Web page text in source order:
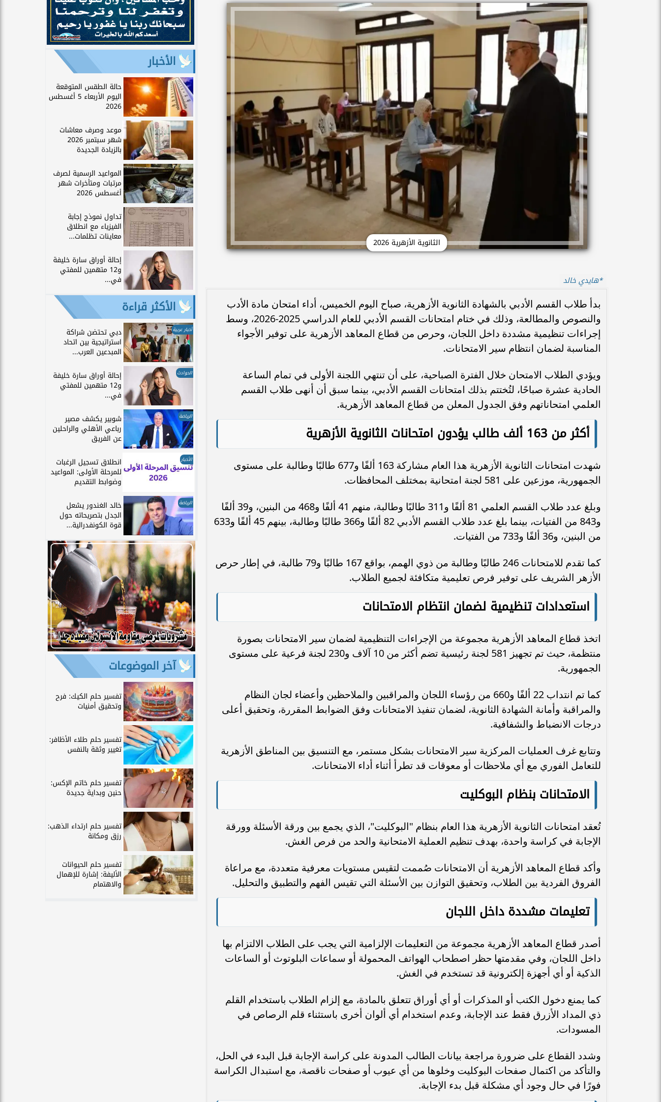
الثانوية الأزهرية 2026
*هايدي خالد
بدأ طلاب القسم الأدبي بالشهادة الثانوية الأزهرية، صباح اليوم الخميس، أداء امتحان مادة الأدب
والنصوص والمطالعة، وذلك في ختام امتحانات القسم الأدبي للعام الدراسي 2025-2026، وسط
إجراءات تنظيمية مشددة داخل اللجان، وحرص من قطاع المعاهد الأزهرية على توفير الأجواء
المناسبة لضمان انتظام سير الامتحانات.
ويؤدي الطلاب الامتحان خلال الفترة الصباحية، على أن تنتهي اللجنة الأولى في تمام الساعة
الحادية عشرة صباحًا، لتُختتم بذلك امتحانات القسم الأدبي، بينما سبق أن أنهى طلاب القسم
العلمي امتحاناتهم وفق الجدول المعلن من قطاع المعاهد الأزهرية.
أكثر من 163 ألف طالب يؤدون امتحانات الثانوية الأزهرية
شهدت امتحانات الثانوية الأزهرية هذا العام مشاركة 163 ألفًا و677 طالبًا وطالبة على مستوى
الجمهورية، موزعين على 581 لجنة امتحانية بمختلف المحافظات.
وبلغ عدد طلاب القسم العلمي 81 ألفًا و311 طالبًا وطالبة، منهم 41 ألفًا و468 من البنين، و39 ألفًا
و843 من الفتيات، بينما بلغ عدد طلاب القسم الأدبي 82 ألفًا و366 طالبًا وطالبة، بينهم 45 ألفًا و633
من البنين، و36 ألفًا و733 من الفتيات.
كما تقدم للامتحانات 246 طالبًا وطالبة من ذوي الهمم، بواقع 167 طالبًا و79 طالبة، في إطار حرص
الأزهر الشريف على توفير فرص تعليمية متكافئة لجميع الطلاب.
استعدادات تنظيمية لضمان انتظام الامتحانات
اتخذ قطاع المعاهد الأزهرية مجموعة من الإجراءات التنظيمية لضمان سير الامتحانات بصورة
منتظمة، حيث تم تجهيز 581 لجنة رئيسية تضم أكثر من 10 آلاف و230 لجنة فرعية على مستوى
الجمهورية.
كما تم انتداب 22 ألفًا و660 من رؤساء اللجان والمراقبين والملاحظين وأعضاء لجان النظام
والمراقبة وأمانة الشهادة الثانوية، لضمان تنفيذ الامتحانات وفق الضوابط المقررة، وتحقيق أعلى
درجات الانضباط والشفافية.
وتتابع غرف العمليات المركزية سير الامتحانات بشكل مستمر، مع التنسيق بين المناطق الأزهرية
للتعامل الفوري مع أي ملاحظات أو معوقات قد تطرأ أثناء أداء الامتحانات.
الامتحانات بنظام البوكليت
تُعقد امتحانات الثانوية الأزهرية هذا العام بنظام "البوكليت"، الذي يجمع بين ورقة الأسئلة وورقة
الإجابة في كراسة واحدة، بهدف تنظيم العملية الامتحانية والحد من فرص الغش.
وأكد قطاع المعاهد الأزهرية أن الامتحانات صُممت لتقيس مستويات معرفية متعددة، مع مراعاة
الفروق الفردية بين الطلاب، وتحقيق التوازن بين الأسئلة التي تقيس الفهم والتطبيق والتحليل.
تعليمات مشددة داخل اللجان
أصدر قطاع المعاهد الأزهرية مجموعة من التعليمات الإلزامية التي يجب على الطلاب الالتزام بها
داخل اللجان، وفي مقدمتها حظر اصطحاب الهواتف المحمولة أو سماعات البلوتوث أو الساعات
الذكية أو أي أجهزة إلكترونية قد تستخدم في الغش.
كما يمنع دخول الكتب أو المذكرات أو أي أوراق تتعلق بالمادة، مع إلزام الطلاب باستخدام القلم
ذي المداد الأزرق فقط عند الإجابة، وعدم استخدام أي ألوان أخرى باستثناء قلم الرصاص في
المسودات.
وشدد القطاع على ضرورة مراجعة بيانات الطالب المدونة على كراسة الإجابة قبل البدء في الحل،
والتأكد من اكتمال صفحات البوكليت وخلوها من أي عيوب أو صفحات ناقصة، مع استبدال الكراسة
فورًا في حال وجود أي مشكلة قبل بدء الإجابة.
الأخبار
حالة الطقس المتوقعة
اليوم الأربعاء 5 أغسطس
2026
موعد وصرف معاشات
شهر سبتمبر 2026
بالزيادة الجديدة
المواعيد الرسمية لصرف
مرتبات ومتأخرات شهر
أغسطس 2026
تداول نموذج إجابة
الفيزياء مع انطلاق
معاينات تظلمات...
إحالة أوراق سارة خليفة
و12 متهمين للمفتي
في...
الأكثر قراءة
أخبار عربية دبي تحتضن شراكة
استراتيجية بين اتحاد
المبدعين العرب...
الحوادث إحالة أوراق سارة خليفة
و12 متهمين للمفتي
في...
الرياضة شوبير يكشف مصير
رباعي الأهلي والراحلين
عن الفريق
الأخبار انطلاق تسجيل الرغبات
للمرحلة الأولى: المواعيد
وضوابط التقديم
الرياضة خالد الغندور يشعل
الجدل بتصريحاته حول
قوة الكونفدرالية...
آخر الموضوعات
تفسير حلم الكيك: فرح
وتحقيق أمنيات
تفسير حلم طلاء الأظافر:
تغيير وثقة بالنفس
تفسير حلم خاتم الإكس:
حنين وبداية جديدة
تفسير حلم ارتداء الذهب:
رزق ومكانة
تفسير حلم الحيوانات
الأليفة: إشارة للإهمال
والاهتمام